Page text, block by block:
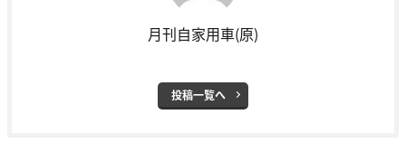
月刊自家用車(原)
投稿一覧へ